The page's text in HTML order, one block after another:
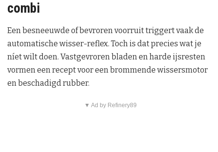
combi
Een besneeuwde of bevroren voorruit triggert vaak de
automatische wisser-reflex. Toch is dat precies wat je
níet wilt doen. Vastgevroren bladen en harde ijsresten
vormen een recept voor een brommende wissersmotor
en beschadigd rubber.
▼ Ad by Refinery89